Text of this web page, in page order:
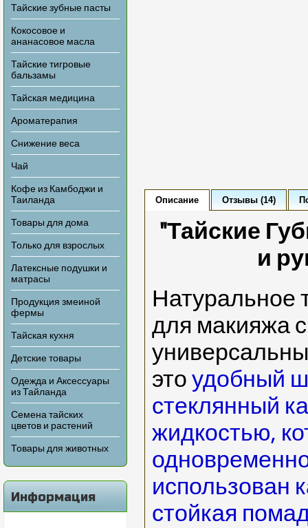
Тайские зубные пасты
Кокосовое и
ананасовое масла
Тайские тигровые
бальзамы
Тайская медицина
Ароматерапия
Снижение веса
Чай
Кофе из Камбоджи и
Таиланда
Товары для дома
Только для взрослых
Латексные подушки и
матрасы
Продукция змеиной
фермы
Тайская кухня
Детские товары
Одежда и Аксессуары
из Тайланда
Семена тайских
цветов и растений
Товары для животных
Информация
Описание Отзывы (14)
"Тайские
и
Натуральное
для макияжа
это удобный
стеклянный
жидкостью,
использован
стойкая